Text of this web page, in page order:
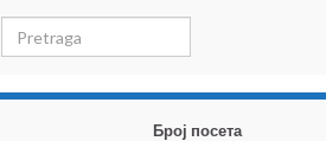
Search for:
Број посета